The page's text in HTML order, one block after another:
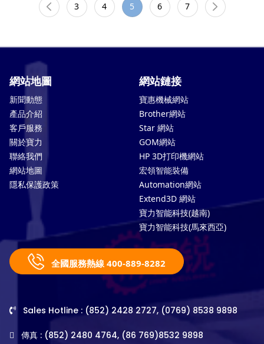
3 4 5 6 7
網站地圖
新聞動態
產品介紹
客戶服務
關於寶力
聯絡我們
網站地圖
隱私保護政策
網站鏈接
寶惠機械網站
Brother網站
Star 網站
GOM網站
HP 3D打印機網站
宏領智能裝備
Automation網站
Extend3D 網站
寶力智能科技(越南)
寶力智能科技(馬來西亞)
全國服務熱線 400-889-8282
Sales Hotline : (852) 2428 2727, (0769) 8538 9898
傳真 : (852) 2480 4764, (86 769)8532 9898